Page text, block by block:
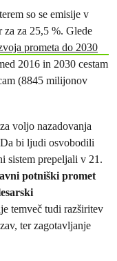
so se emisije v
za za 25,5 %. Glede
prometa do 2030
2016 in 2030 cestam
(8845 milijonov
voljo nazadovanja
bi ljudi osvobodili
sistem prepeljali v 21.
potniški promet
temveč tudi razširitev
ter zagotavljanje